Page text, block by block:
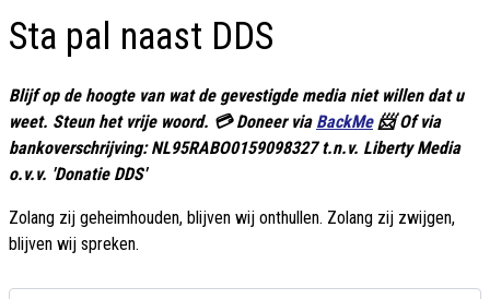
Sta pal naast DDS
Blijf op de hoogte van wat de gevestigde media niet willen dat u
weet. Steun het vrije woord. 💳 Doneer via BackMe📨 Of via
bankoverschrijving: NL95RABO0159098327 t.n.v. Liberty Media
o.v.v. 'Donatie DDS'
Zolang zij geheimhouden, blijven wij onthullen. Zolang zij zwijgen,
blijven wij spreken.